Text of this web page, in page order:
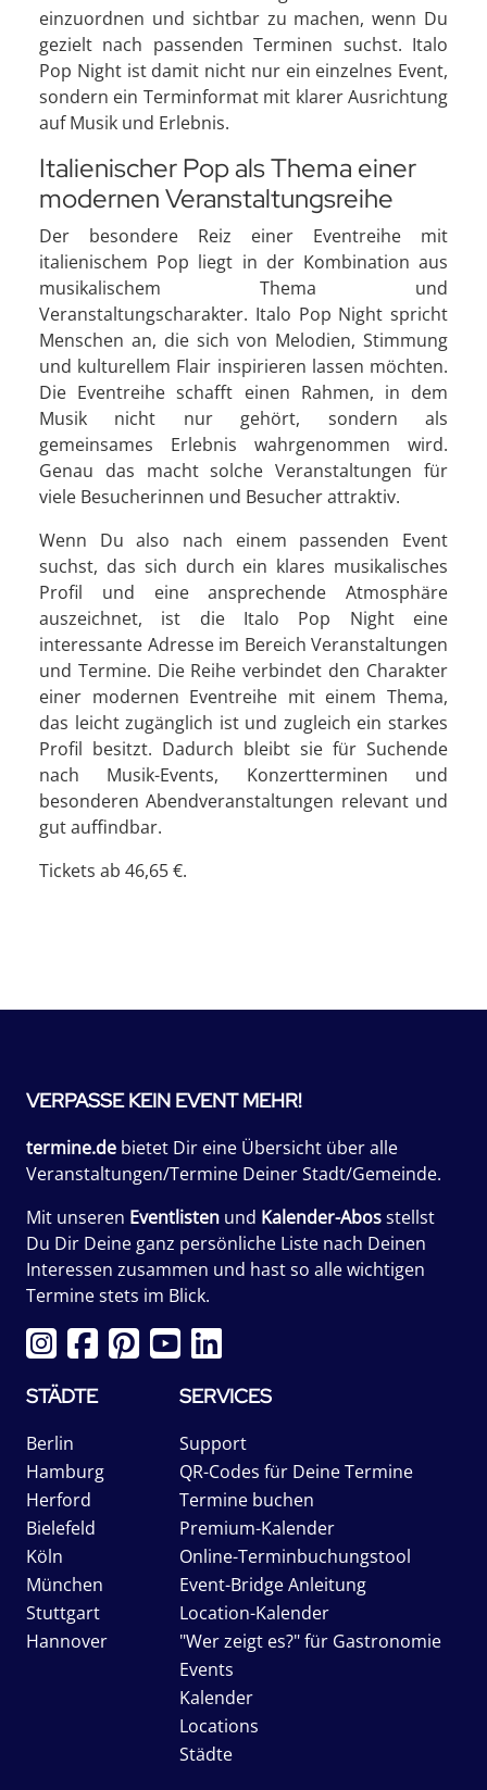
einzuordnen und sichtbar zu machen, wenn Du
gezielt nach passenden Terminen suchst. Italo
Pop Night ist damit nicht nur ein einzelnes Event,
sondern ein Terminformat mit klarer Ausrichtung
auf Musik und Erlebnis.
Italienischer Pop als Thema einer
modernen Veranstaltungsreihe
Der besondere Reiz einer Eventreihe mit
italienischem Pop liegt in der Kombination aus
musikalischem Thema und
Veranstaltungscharakter. Italo Pop Night spricht
Menschen an, die sich von Melodien, Stimmung
und kulturellem Flair inspirieren lassen möchten.
Die Eventreihe schafft einen Rahmen, in dem
Musik nicht nur gehört, sondern als
gemeinsames Erlebnis wahrgenommen wird.
Genau das macht solche Veranstaltungen für
viele Besucherinnen und Besucher attraktiv.
Wenn Du also nach einem passenden Event
suchst, das sich durch ein klares musikalisches
Profil und eine ansprechende Atmosphäre
auszeichnet, ist die Italo Pop Night eine
interessante Adresse im Bereich Veranstaltungen
und Termine. Die Reihe verbindet den Charakter
einer modernen Eventreihe mit einem Thema,
das leicht zugänglich ist und zugleich ein starkes
Profil besitzt. Dadurch bleibt sie für Suchende
nach Musik-Events, Konzertterminen und
besonderen Abendveranstaltungen relevant und
gut auffindbar.
Tickets ab 46,65 €.
VERPASSE KEIN EVENT MEHR!
termine.de bietet Dir eine Übersicht über alle
Veranstaltungen/Termine Deiner Stadt/Gemeinde.
Mit unseren Eventlisten und Kalender-Abosstellst
Du Dir Deine ganz persönliche Liste nach Deinen
Interessen zusammen und hast so alle wichtigen
Termine stets im Blick.
STÄDTE
Berlin
Hamburg
Herford
Bielefeld
Köln
München
Stuttgart
Hannover
SERVICES
Support
QR-Codes für Deine Termine
Termine buchen
Premium-Kalender
Online-Terminbuchungstool
Event-Bridge Anleitung
Location-Kalender
"Wer zeigt es?" für Gastronomie
Events
Kalender
Locations
Städte